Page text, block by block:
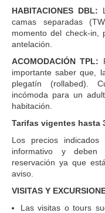
HABITACIONES DBL:
camas separadas
momento del check-in,
antelación.
ACOMODACIÓN TPL:
importante saber que,
plegatín (rollabed).
incómoda para un
habitación.
Tarifas vigentes hasta
Los precios
informativo y
reservación ya que
aviso.
VISITAS Y
Las visitas o tours